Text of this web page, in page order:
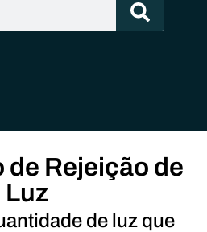
Rejeição de
Luz
de luz que